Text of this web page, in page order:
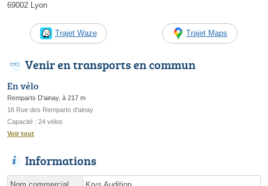
69002 Lyon
Trajet Waze Trajet Maps
Venir en transports en commun
En vélo
Remparts D'ainay, à 217 m
16 Rue des Remparts d'ainay
Capacité : 24 vélos
Voir tout
Informations